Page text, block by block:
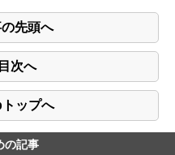
先頭へ
次へ
ップへ
の記事